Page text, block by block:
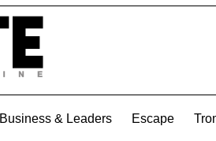
Business & Leaders Escape